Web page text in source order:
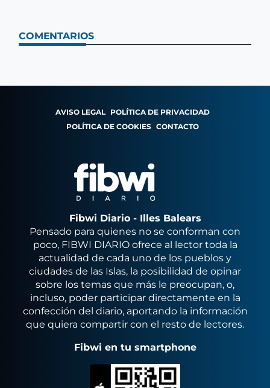
COMENTARIOS
AVISO LEGAL POLÍTICA DE PRIVACIDAD
POLÍTICA DE COOKIES CONTACTO
Fibwi Diario - Illes Balears
Pensado para quienes no se conforman con
poco, FIBWI DIARIO ofrece al lector toda la
actualidad de cada uno de los pueblos y
ciudades de las Islas, la posibilidad de opinar
sobre los temas que más le preocupan, o,
incluso, poder participar directamente en la
confección del diario, aportando la información
que quiera compartir con el resto de lectores.
Fibwi en tu smartphone